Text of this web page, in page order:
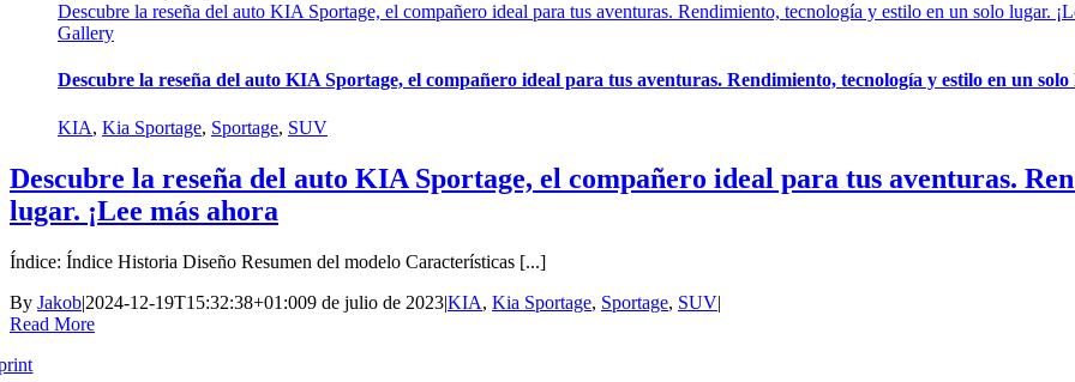
Descubre la reseña del auto KIA Sportage, el compañero ideal para tus aventuras. Rendimiento, tecnología y estilo en un solo lugar.
Gallery
Descubre la reseña del auto KIA Sportage, el compañero ideal para tus aventuras. Rendimiento, tecnología y estilo en un solo
KIA, Kia Sportage, Sportage, SUV
Descubre la reseña del auto KIA Sportage, el compañero ideal para tus aventuras.
lugar. ¡Lee más ahora
Índice: Índice Historia Diseño Resumen del modelo Características [...]
By Jakob|2024-12-19T15:32:38+01:009 de julio de 2023|KIA, Kia Sportage, Sportage, SUV|
Read More